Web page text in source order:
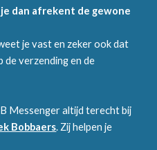
dan afrekent de gewone
je vast en zeker ook dat
de verzending en de
Messenger altijd terecht bij
Bobbaers. Zij helpen je